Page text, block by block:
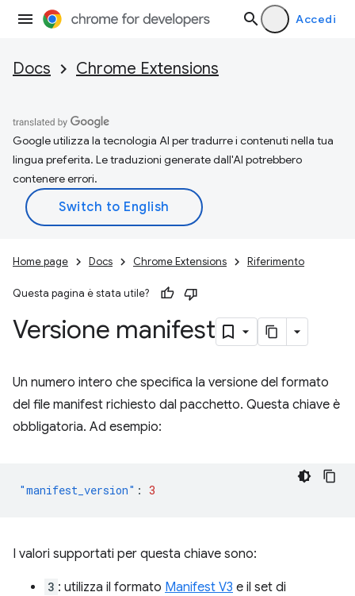
Accedi
Docs Chrome Extensions
Google utilizza la tecnologia AI per tradurre i contenuti nella tua
lingua preferita. Le traduzioni generate dall'AI potrebbero
contenere errori.
Home page Docs Chrome Extensions Riferimento
Questa pagina è stata utile?
Versione manifest
Un numero intero che specifica la versione del formato
del file manifest richiesto dal pacchetto. Questa chiave è
obbligatoria. Ad esempio:
"manifest_version" : 3
I valori supportati per questa chiave sono:
3 : utilizza il formato Manifest V3 e il set di